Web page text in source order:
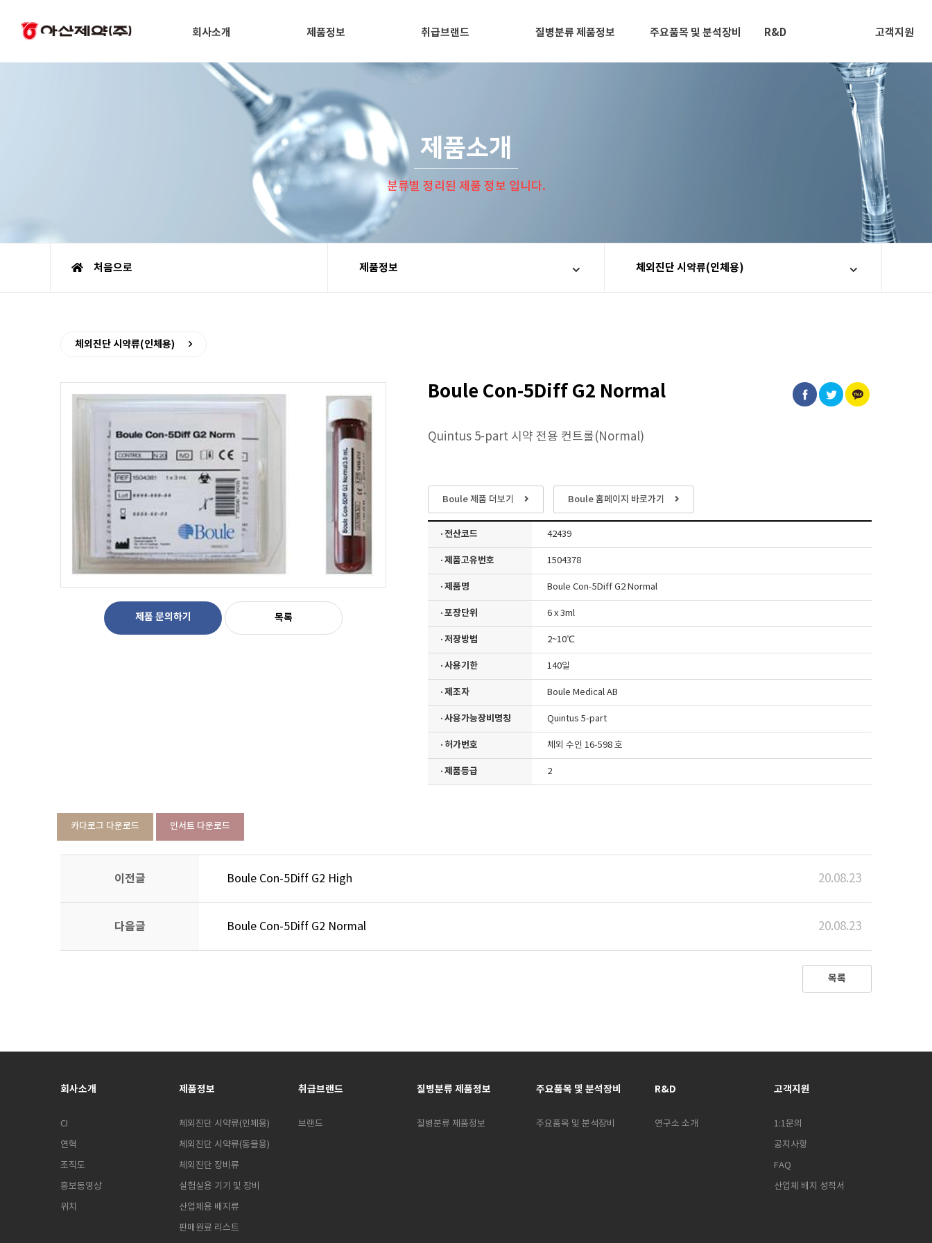
회사소개 제품정보 취급브랜드 질병분류 제품정보 주요품목 및 분석장비 R&D 고객지원
제품소개
분류별 정리된 제품 정보 입니다.
처음으로 제품정보 체외진단 시약류(인체용)
체외진단 시약류(인체용)
제품 문의하기 목록
Boule Con-5Diff G2 Normal
Quintus 5-part 시약 전용 컨트롤(Normal)
Boule 제품 더보기 Boule 홈페이지 바로가기
· 전산코드 42439
· 제품고유번호 1504378
· 제품명 Boule Con-5Diff G2 Normal
· 포장단위 6 x 3ml
· 저장방법 2~10℃
· 사용기한 140일
· 제조자 Boule Medical AB
· 사용가능장비명칭 Quintus 5-part
· 허가번호 체외 수인 16-598 호
· 제품등급 2
카다로그 다운로드 인서트 다운로드
이전글 Boule Con-5Diff G2 High 20.08.23
다음글 Boule Con-5Diff G2 Normal 20.08.23
목록
회사소개
CI
연혁
조직도
홍보동영상
위치
제품정보
체외진단 시약류(인체용)
체외진단 시약류(동물용)
체외진단 장비류
실험실용 기기 및 장비
산업체용 배지류
판매원료 리스트
취급브랜드
브랜드
질병분류 제품정보
질병분류 제품정보
주요품목 및 분석장비
주요품목 및 분석장비
R&D
연구소 소개
고객지원
1:1문의
공지사항
FAQ
산업체 배지 성적서